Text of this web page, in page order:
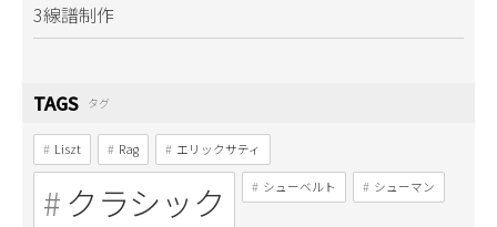
3線譜制作
TAGS タグ
Liszt Rag エリックサティ
クラシック シューベルト シューマン